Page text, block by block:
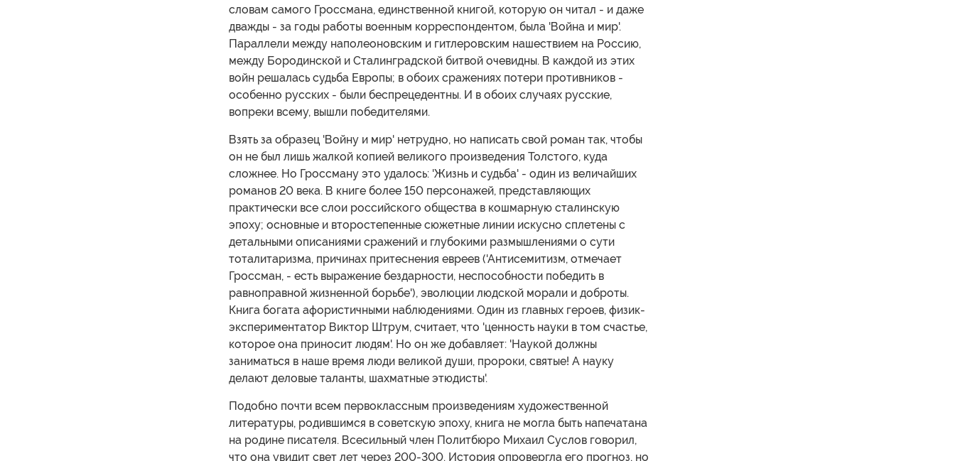
словам самого Гроссмана, единственной книгой, которую он читал - и даже
дважды - за годы работы военным корреспондентом, была 'Война и мир'.
Параллели между наполеоновским и гитлеровским нашествием на Россию,
между Бородинской и Сталинградской битвой очевидны. В каждой из этих
войн решалась судьба Европы; в обоих сражениях потери противников -
особенно русских - были беспрецедентны. И в обоих случаях русские,
вопреки всему, вышли победителями.
Взять за образец 'Войну и мир' нетрудно, но написать свой роман так, чтобы
он не был лишь жалкой копией великого произведения Толстого, куда
сложнее. Но Гроссману это удалось: 'Жизнь и судьба' - один из величайших
романов 20 века. В книге более 150 персонажей, представляющих
практически все слои российского общества в кошмарную сталинскую
эпоху; основные и второстепенные сюжетные линии искусно сплетены с
детальными описаниями сражений и глубокими размышлениями о сути
тоталитаризма, причинах притеснения евреев ('Антисемитизм, отмечает
Гроссман, - есть выражение бездарности, неспособности победить в
равноправной жизненной борьбе'), эволюции людской морали и доброты.
Книга богата афористичными наблюдениями. Один из главных героев, физик-
экспериментатор Виктор Штрум, считает, что 'ценность науки в том счастье,
которое она приносит людям'. Но он же добавляет: 'Наукой должны
заниматься в наше время люди великой души, пророки, святые! А науку
делают деловые таланты, шахматные этюдисты'.
Подобно почти всем первоклассным произведениям художественной
литературы, родившимся в советскую эпоху, книга не могла быть напечатана
на родине писателя. Всесильный член Политбюро Михаил Суслов говорил,
что она увидит свет лет через 200-300. История опровергла его прогноз, но